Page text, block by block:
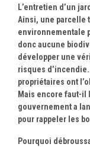
L’entretien d’un
Ainsi, une parcelle
environnementale
donc aucune
développer une
risques
propriétaires ont
Mais encore faut-
gouvernement a
pour rappeler les
Pourquoi